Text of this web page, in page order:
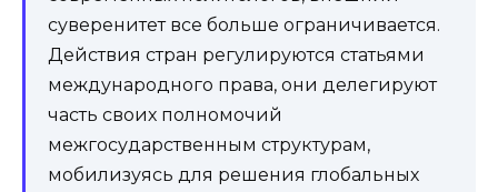
суверенитет все больше ограничивается.
Действия стран регулируются статьями
международного права, они делегируют
часть своих полномочий
межгосударственным структурам,
мобилизуясь для решения глобальных